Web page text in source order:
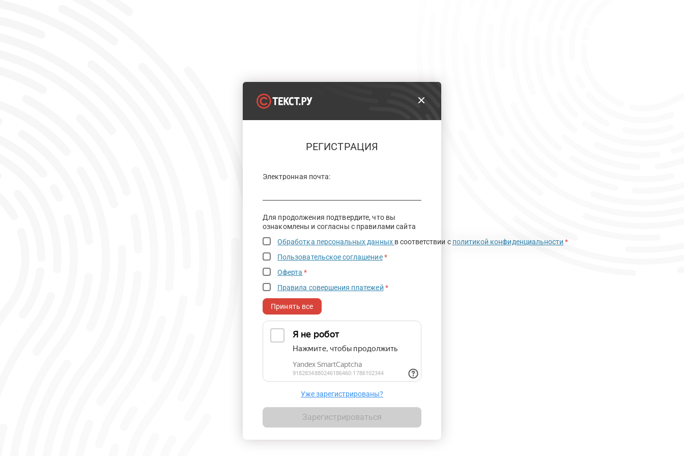
РЕГИСТРАЦИЯ
Электронная почта:
Для продолжения подтвердите, что вы
ознакомлены и согласны с правилами сайта
Обработка персональных данных в соответствии с политикой конфиденциальности *
Пользовательское соглашение *
Оферта *
Правила совершения платежей *
Принять все
Уже зарегистрированы?
Зарегистрироваться